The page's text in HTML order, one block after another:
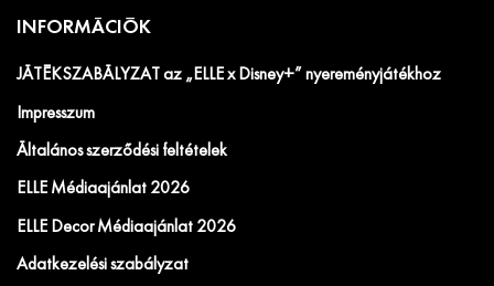
INFORMÁCIÓK
JÁTÉKSZABÁLYZAT az „ELLE x Disney+” nyereményjátékhoz
Impresszum
Általános szerződési feltételek
ELLE Médiaajánlat 2026
ELLE Decor Médiaajánlat 2026
Adatkezelési szabályzat